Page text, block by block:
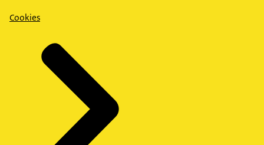
Cookies